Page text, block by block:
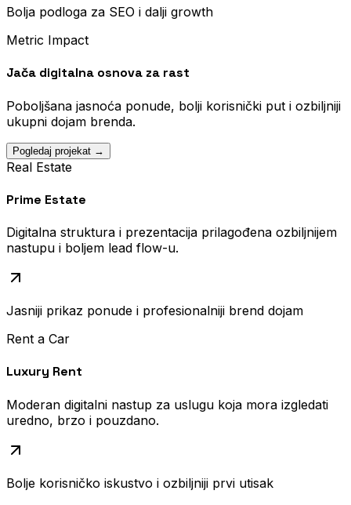
Bolja podloga za SEO i dalji growth
Metric Impact
Jača digitalna osnova za rast
Poboljšana jasnoća ponude, bolji korisnički put i ozbiljniji
ukupni dojam brenda.
Pogledaj projekat →
Real Estate
Prime Estate
Digitalna struktura i prezentacija prilagođena ozbiljnijem
nastupu i boljem lead flow-u.
Jasniji prikaz ponude i profesionalniji brend dojam
Rent a Car
Luxury Rent
Moderan digitalni nastup za uslugu koja mora izgledati
uredno, brzo i pouzdano.
Bolje korisničko iskustvo i ozbiljniji prvi utisak